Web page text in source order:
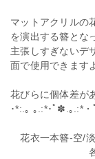
マットアクリルの
を演出する簪とな
主張しすぎないデ
面で使用できますよ
花びらに個体差が
･*:.｡ ｡.:*･ﾟ✽.｡.:*
花衣一本簪-空/
各